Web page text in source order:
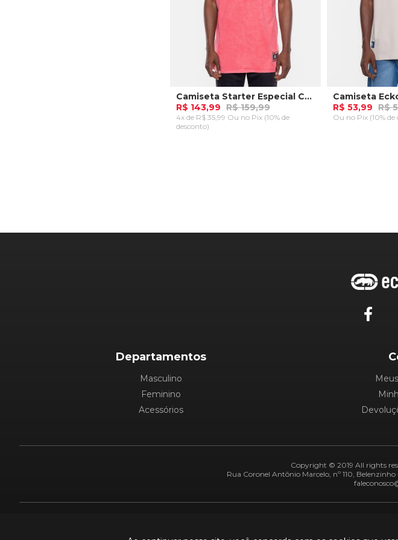
Camiseta Starter Especial Collab Flamengo Oficial Vermelha
R$ 143,99 R$ 159,99
4x de R$ 35,99 Ou no Pix (10% de
desconto)
R$ 53,99 R$
Ou no Pix (10% de
Departamentos
Masculino
Feminino
Acessórios
Copyright © 2019 All rights
Rua Coronel Antônio Marcelo, nº 110, Belenzinho